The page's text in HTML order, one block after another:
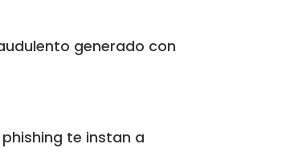
generado con
te instan a